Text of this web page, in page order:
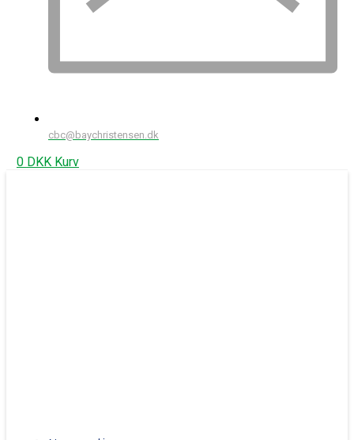
cbc@baychristensen.dk
0 DKK Kurv